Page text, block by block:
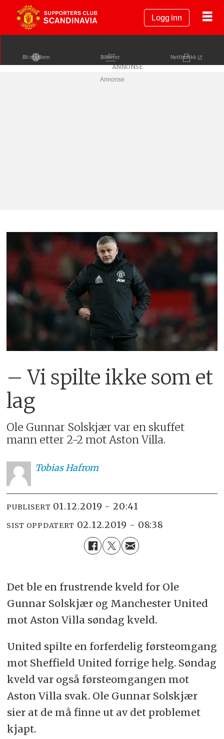
Logg inn
Bli medlem Billetter Nettbutikk
Annonse
– Vi spilte ikke som et
lag
Ole Gunnar Solskjær var en skuffet
mann etter 2-2 mot Aston Villa.
TobiasHafrom
PUBLISERT 01.12.2019 - 20:41
SIST OPPDATERT 02.12.2019 - 08:38
Det ble en frustrende kveld for Ole
Gunnar Solskjær og Manchester United
mot Aston Villa søndag kveld.
United spilte en forferdelig førsteomgang
mot Sheffield United forrige helg. Søndag
kveld var også førsteomgangen mot
Aston Villa svak. Ole Gunnar Solskjær
sier at de må finne ut av det problemet
kjapt.